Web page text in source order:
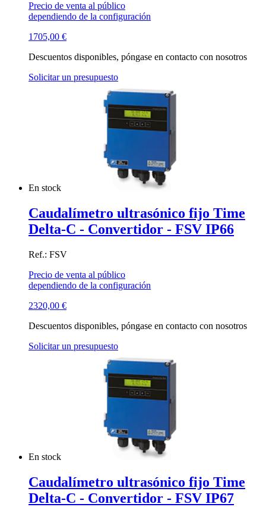
Precio de venta al público
dependiendo de la configuración
1705,00 €
Descuentos disponibles, póngase en contacto con nosotros
Solicitar un presupuesto
En stock
Caudalímetro ultrasónico fijo Time
Delta-C - Convertidor - FSV IP66
Ref.: FSV
Precio de venta al público
dependiendo de la configuración
2320,00 €
Descuentos disponibles, póngase en contacto con nosotros
Solicitar un presupuesto
En stock
Caudalímetro ultrasónico fijo Time
Delta-C - Convertidor - FSV IP67